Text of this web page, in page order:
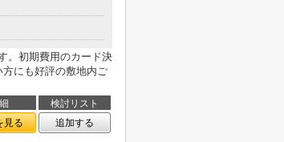
。初期費用のカード決
にも好評の敷地内ご
検討リスト
見る 追加する